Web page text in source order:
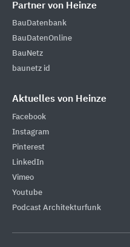
Partner von Heinze
BauDatenbank
BauDatenOnline
BauNetz
baunetz id
Aktuelles von Heinze
Facebook
Instagram
Pinterest
LinkedIn
Vimeo
Youtube
Podcast Architekturfunk